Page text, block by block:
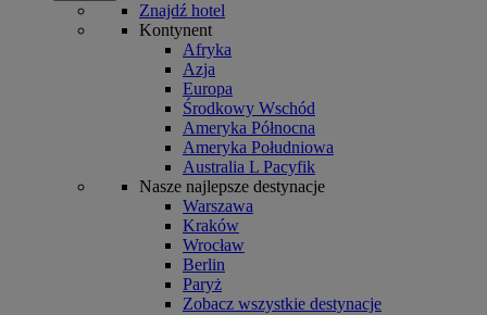
Znajdź hotel
Kontynent
Afryka
Azja
Europa
Środkowy Wschód
Ameryka Północna
Ameryka Południowa
Australia L Pacyfik
Nasze najlepsze destynacje
Warszawa
Kraków
Wrocław
Berlin
Paryż
Zobacz wszystkie destynacje